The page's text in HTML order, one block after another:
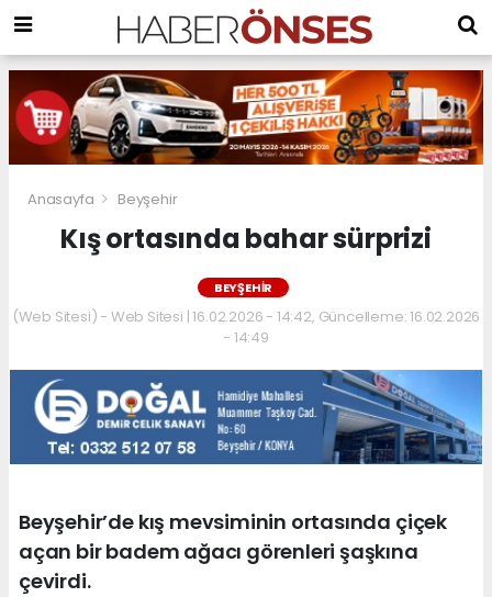
Anasayfa Beyşehir
Kış ortasında bahar sürprizi
BEYŞEHIR
(Web Sitesi) - Web Sitesi | 16.02.2026 - 14:42, Güncelleme: 16.02.2026
- 14:49
Beyşehir’de kış mevsiminin ortasında çiçek
açan bir badem ağacı görenleri şaşkına
çevirdi.